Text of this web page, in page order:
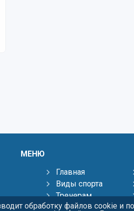
МЕНЮ
Главная
Виды спорта
Тренерам
Контакты
обработку файлов cookie и